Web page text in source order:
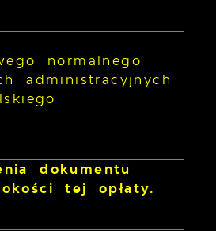
normalnego
administracyjnych
dokumentu
tej opłaty.